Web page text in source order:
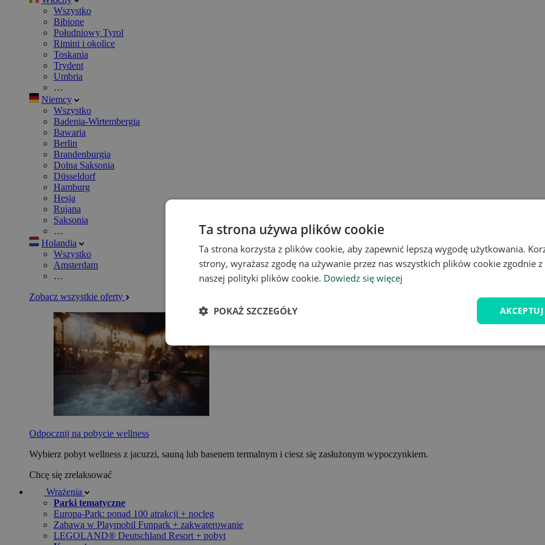
Wszystko
Bibione
Południowy Tyrol
Rimini i okolice
Toskania
Trydent
Umbria
…
Niemcy
Wszystko
Badenia-Wirtembergia
Bawaria
Berlin
Brandenburgia
Dolna Saksonia
Düsseldorf
Hamburg
Hesja
Rujana
Saksonia
…
Holandia
Wszystko
Amsterdam
…
Zobacz wszystkie oferty
Odpocznij na pobycie wellness
Wybierz pobyt wellness z jacuzzi, sauną lub basenem termalnym i ciesz się zasłużonym wypoczynkiem.
Chcę się zrelaksować
Wrażenia
Parki tematyczne
Europa-Park: ponad 100 atrakcji + nocleg
Zabawa w Playmobil Funpark + zakwaterowanie
LEGOLAND® Deutschland Resort + pobyt
Ta strona używa plików cookie
Ta strona korzysta z plików cookie, aby zapewnić lepszą wygodę użytkowania.
strony, wyrażasz zgodę na używanie przez nas wszystkich plików cookie zgodnie
naszej polityki plików cookie. Dowiedz się więcej
POKAŻ SZCZEGÓŁY